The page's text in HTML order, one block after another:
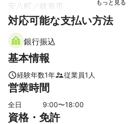
安八町
岐阜市
【愛知県】
みよし市
長久手市
大府市
高浜市
東海市
春日井市
知多市 碧南市
大治町
清須市
蟹江町
西尾市 岩倉市
蒲郡市
大口町
対応可能な支払い方法
銀行振込
基本情報
経験年数1年 従業員1 人
営業時間
全日 9:00〜18:00
資格・免許